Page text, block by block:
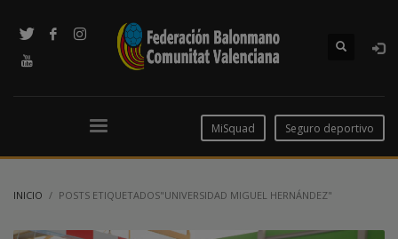
MiSquad Seguro deportivo
INICIO POSTS ETIQUETADOS"UNIVERSIDAD MIGUEL HERNÁNDEZ"